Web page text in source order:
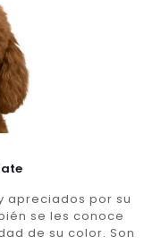
apreciados por su
se les conoce
de su color. Son